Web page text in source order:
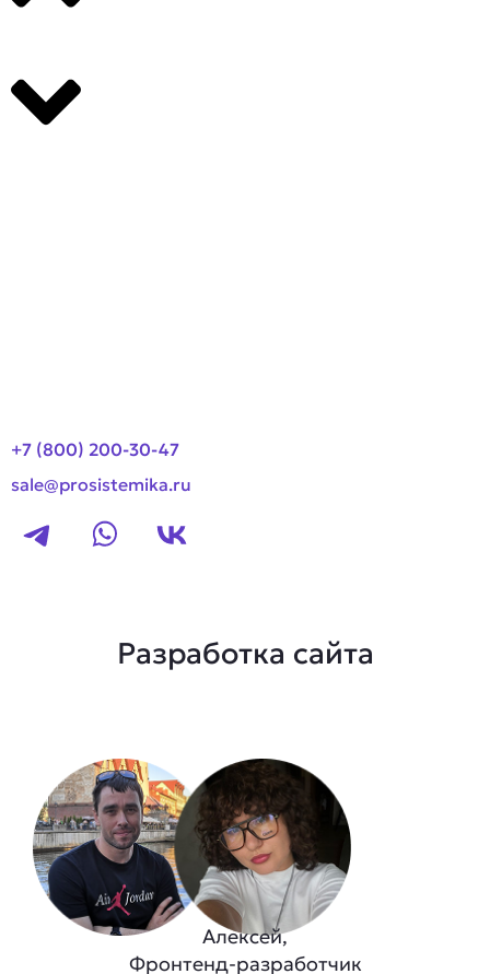
+7 (800) 200-30-47
sale@prosistemika.ru
Разработка сайта
Алексей,
Фронтенд-разработчик